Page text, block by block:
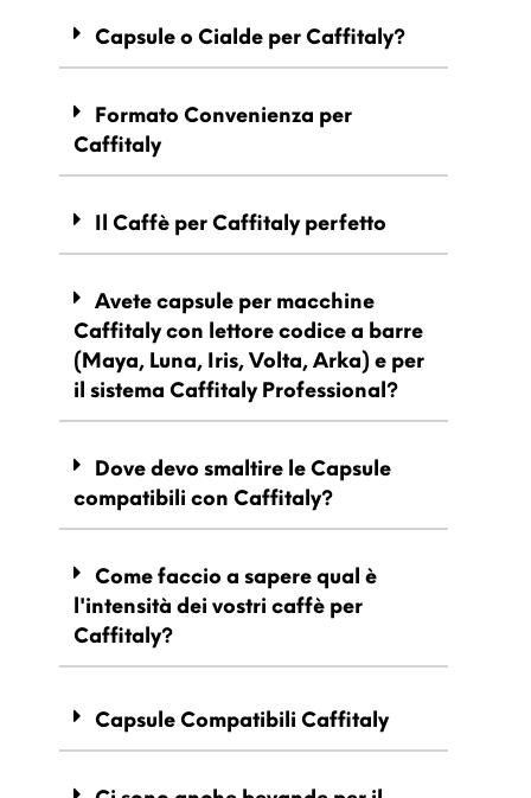
Capsule o Cialde per Caffitaly?
Formato Convenienza per
Caffitaly
Il Caffè per Caffitaly perfetto
Avete capsule per macchine
Caffitaly con lettore codice a barre
(Maya, Luna, Iris, Volta, Arka) e per
il sistema Caffitaly Professional?
Dove devo smaltire le Capsule
compatibili con Caffitaly?
Come faccio a sapere qual è
l'intensità dei vostri caffè per
Caffitaly?
Capsule Compatibili Caffitaly